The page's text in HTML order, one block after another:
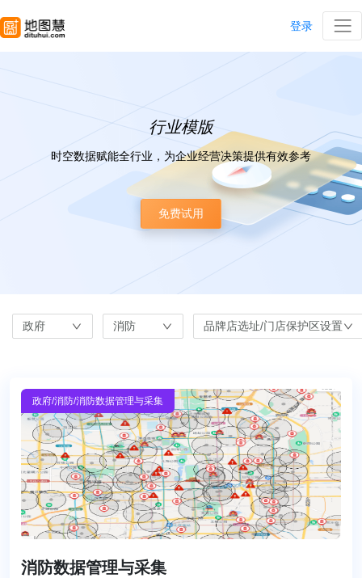
登录
行业模版
时空数据赋能全行业，为企业经营决策提供有效参考
免费试用
政府 消防 品牌店选址/门店保护区设置
政府/消防/消防数据管理与采集
消防数据管理与采集